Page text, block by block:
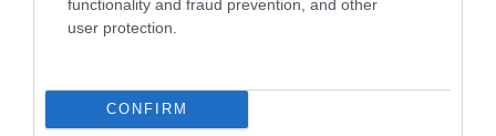
functionality and fraud prevention, and other
user protection.
CONFIRM